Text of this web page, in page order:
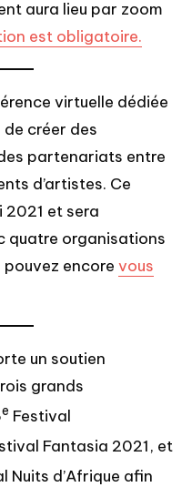
aura lieu par zoom
est obligatoire.
virtuelle dédiée
de créer des
partenariats entre
d’artistes. Ce
2021 et sera
quatre organisations
encore vous
un soutien
grands
e Festival
Fantasia 2021, et
Nuits d’Afrique afin